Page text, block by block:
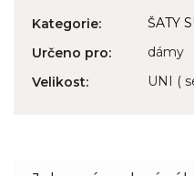
Kategorie:
ŠATY
Určeno pro:
dámy
Velikost: UNI (